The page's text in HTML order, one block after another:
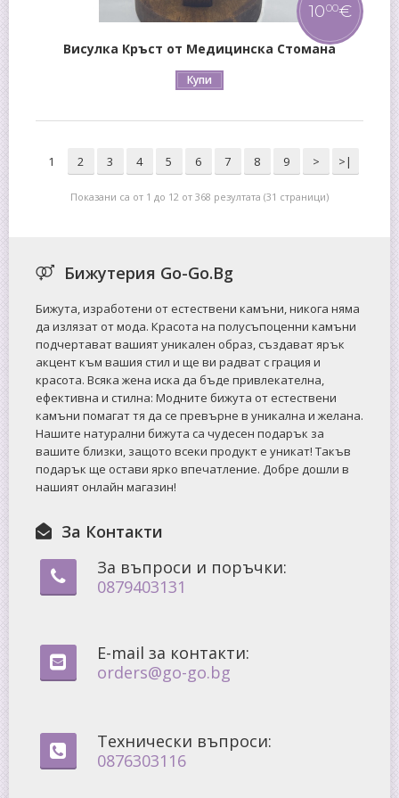
Висулка Кръст от Медицинска Стомана
1000€
Купи
1 2 3 4 5 6 7 8 9 > >|
Показани са от 1 до 12 от 368 резултата (31 страници)
Бижутерия Go-Go.Bg
Бижута, изработени от естествени камъни, никога няма
да излязат от мода. Красота на полусъпоценни камъни
подчертават вашият уникален образ, създават ярък
акцент към вашия стил и ще ви радват с грация и
красота. Всяка жена иска да бъде привлекателна,
ефективна и стилна: Mодните бижута от естествени
камъни помагат тя да се превърне в уникална и желана.
Нашите натурални бижута са чудесен подарък за
вашите близки, защото всеки продукт е уникат! Такъв
подарък ще остави ярко впечатление. Добре дошли в
нашият онлайн магазин!
За Контакти
За въпроси и поръчки:
0879403131
E-mail за контакти:
orders@go-go.bg
Технически въпроси:
0876303116